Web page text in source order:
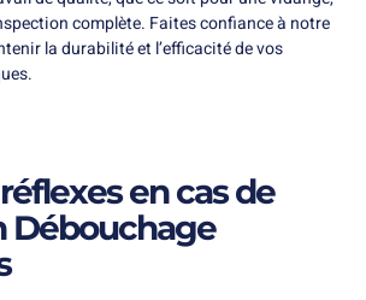
complète. Faites confiance à notre
la durabilité et l’efficacité de vos
en cas de
Débouchage